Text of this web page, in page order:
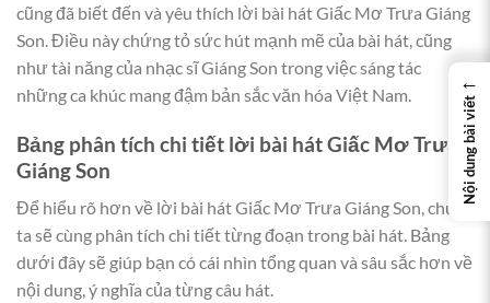
cũng đã biết đến và yêu thích lời bài hát Giấc Mơ Trưa Giáng
Son. Điều này chứng tỏ sức hút mạnh mẽ của bài hát, cũng
như tài năng của nhạc sĩ Giáng Son trong việc sáng tác
những ca khúc mang đậm bản sắc văn hóa Việt Nam.
Bảng phân tích chi tiết lời bài hát Giấc Mơ Trưa
Giáng Son
Để hiểu rõ hơn về lời bài hát Giấc Mơ Trưa Giáng Son, chúng
ta sẽ cùng phân tích chi tiết từng đoạn trong bài hát. Bảng
dưới đây sẽ giúp bạn có cái nhìn tổng quan và sâu sắc hơn về
nội dung, ý nghĩa của từng câu hát.
←
Nội dung bài viết